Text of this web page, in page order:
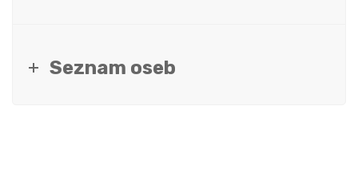
Seznam oseb